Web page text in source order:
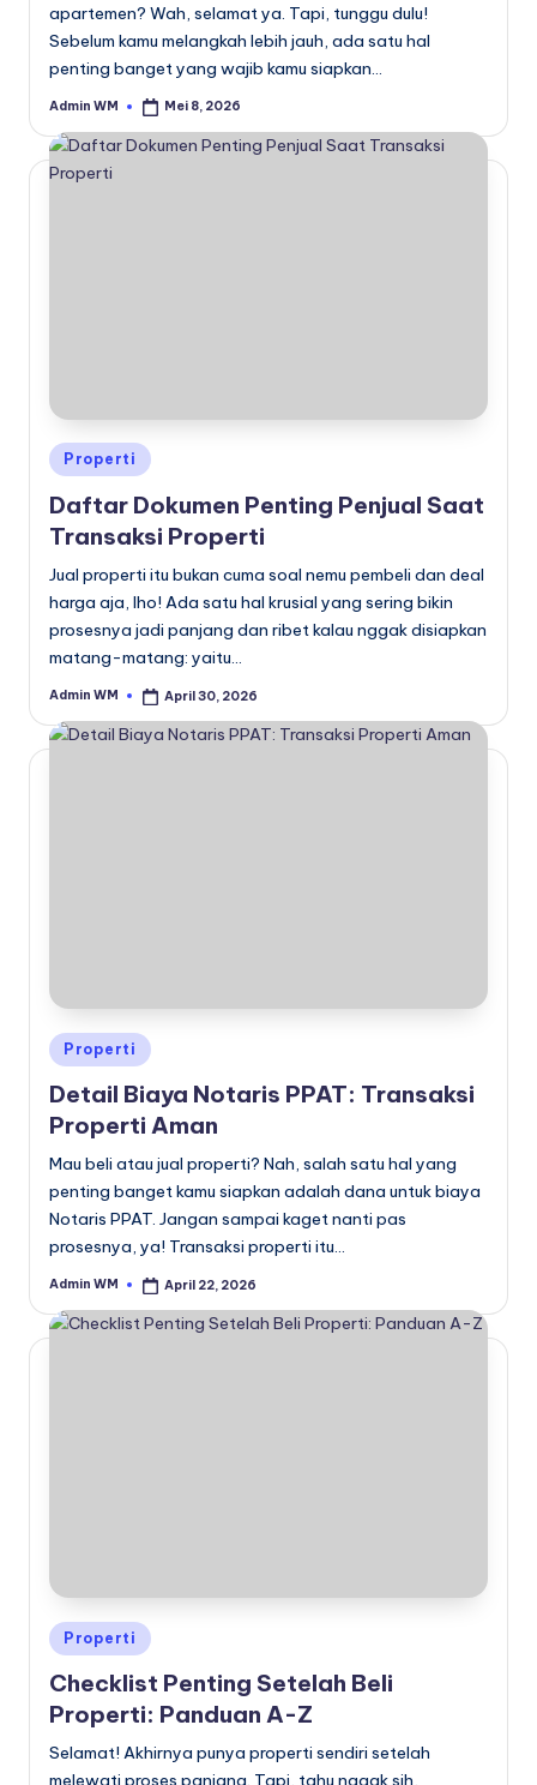
apartemen? Wah, selamat ya. Tapi, tunggu dulu!
Sebelum kamu melangkah lebih jauh, ada satu hal
penting banget yang wajib kamu siapkan…
Posted
Admin WM Mei 8, 2026
Posted
Properti
Daftar Dokumen Penting Penjual Saat
Transaksi Properti
Jual properti itu bukan cuma soal nemu pembeli dan deal
harga aja, lho! Ada satu hal krusial yang sering bikin
prosesnya jadi panjang dan ribet kalau nggak disiapkan
matang-matang: yaitu…
Posted
Admin WM April 30, 2026
Posted
in
Properti
Detail Biaya Notaris PPAT: Transaksi
Properti Aman
Mau beli atau jual properti? Nah, salah satu hal yang
penting banget kamu siapkan adalah dana untuk biaya
Notaris PPAT. Jangan sampai kaget nanti pas
prosesnya, ya! Transaksi properti itu…
Posted
Admin WM April 22, 2026
Posted
in
Properti
Checklist Penting Setelah Beli
Properti: Panduan A-Z
Selamat! Akhirnya punya properti sendiri setelah
melewati proses panjang. Tapi, tahu nggak sih,